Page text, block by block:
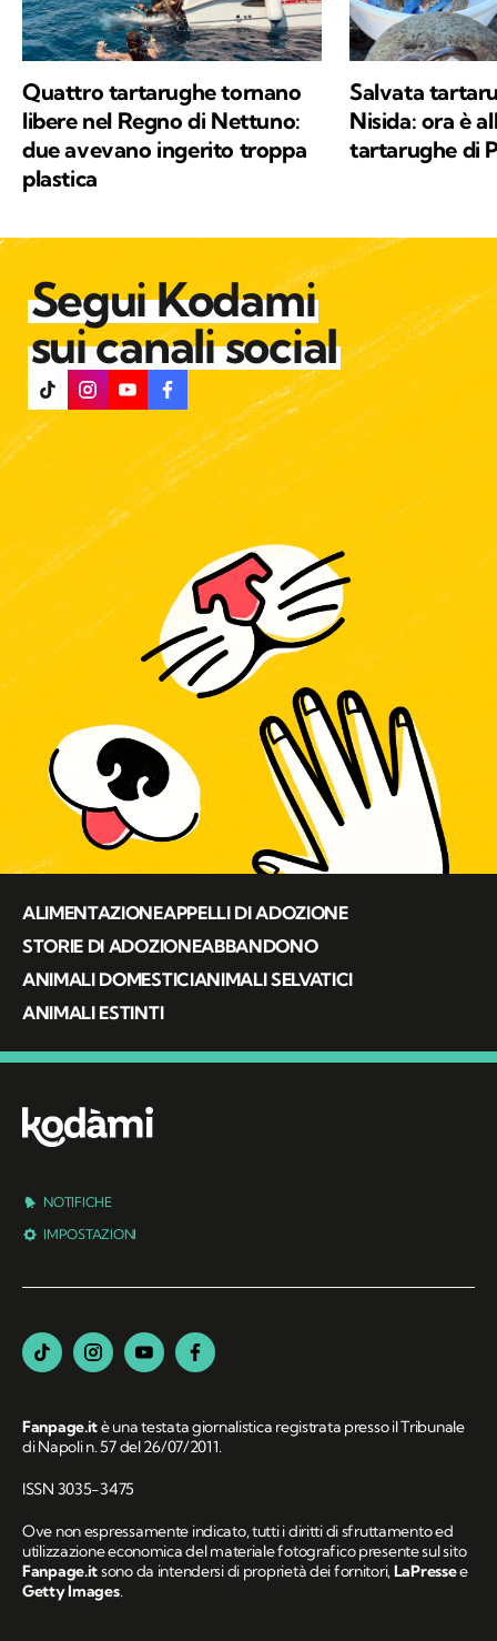
Quattro tartarughe tornano
libere nel Regno di Nettuno:
due avevano ingerito troppa
plastica
Salvata
Nisida: ora è
tartarughe di
Segui Kodami
sui canali social
ALIMENTAZIONEAPPELLI DI ADOZIONE
STORIE DI ADOZIONEABBANDONO
ANIMALI DOMESTICIANIMALI SELVATICI
ANIMALI ESTINTI
NOTIFICHE
IMPOSTAZIONI
Fanpage.itè una testata giornalistica registrata presso il Tribunale
di Napoli n. 57 del 26/07/2011.
ISSN 3035-3475
Ove non espressamente indicato, tutti i diritti di sfruttamento ed
utilizzazione economica del materiale fotografico presente sul sito
Fanpage.itsono da intendersi di proprietà dei fornitori,LaPressee
Getty Images.